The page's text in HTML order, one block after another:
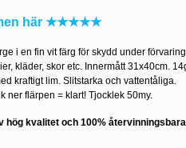
här ★★★★★
i en fin vit färg för skydd under förvaring
kläder, skor etc. Innermått 31x40cm.
kraftigt lim. Slitstarka och vattentåliga.
ner flärpen = klart! Tjocklek 50my.
hög kvalitet och 100%